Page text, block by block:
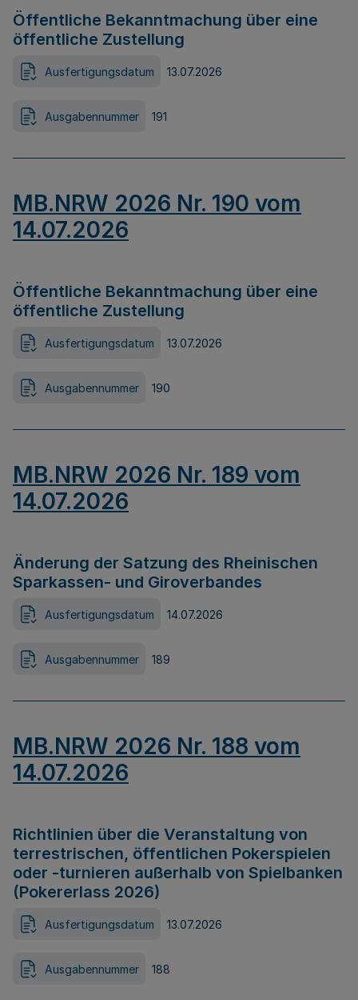
Öffentliche Bekanntmachung über eine
öffentliche Zustellung
Ausfertigungsdatum 13.07.2026
Ausgabennummer 191
MB.NRW 2026 Nr. 190 vom
14.07.2026
Öffentliche Bekanntmachung über eine
öffentliche Zustellung
Ausfertigungsdatum 13.07.2026
Ausgabennummer 190
MB.NRW 2026 Nr. 189 vom
14.07.2026
Änderung der Satzung des Rheinischen
Sparkassen- und Giroverbandes
Ausfertigungsdatum 14.07.2026
Ausgabennummer 189
MB.NRW 2026 Nr. 188 vom
14.07.2026
Richtlinien über die Veranstaltung von
terrestrischen, öffentlichen Pokerspielen
oder -turnieren außerhalb von Spielbanken
(Pokererlass 2026)
Ausfertigungsdatum 13.07.2026
Ausgabennummer 188